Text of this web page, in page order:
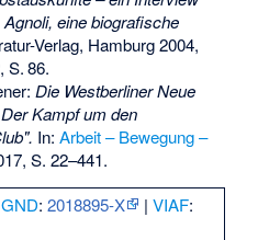
eine biografische
Verlag, Hamburg 2004,
,S.86.
Die Westberliner Neue
Kampf um den
In:Arbeit – Bewegung –
S. 22–441.
GND:2018895-X |VIAF: